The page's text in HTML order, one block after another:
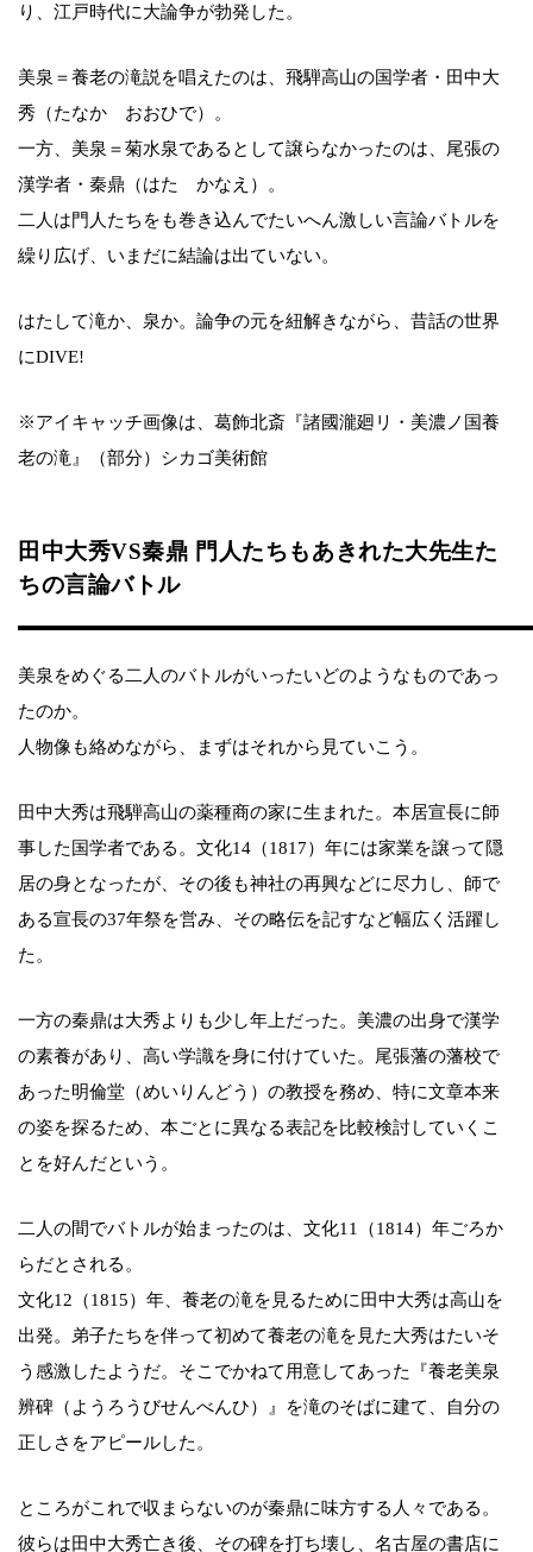
り、江戸時代に大論争が勃発した。
美泉＝養老の滝説を唱えたのは、飛騨高山の国学者・田中大
秀（たなか おおひで）。
一方、美泉＝菊水泉であるとして譲らなかったのは、尾張の
漢学者・秦鼎（はた かなえ）。
二人は門人たちをも巻き込んでたいへん激しい言論バトルを
繰り広げ、いまだに結論は出ていない。
はたして滝か、泉か。論争の元を紐解きながら、昔話の世界
にDIVE!
※アイキャッチ画像は、葛飾北斎『諸國瀧廻リ・美濃ノ国養
老の滝』（部分）シカゴ美術館
田中大秀VS秦鼎 門人たちもあきれた大先生た
ちの言論バトル
美泉をめぐる二人のバトルがいったいどのようなものであっ
たのか。
人物像も絡めながら、まずはそれから見ていこう。
田中大秀は飛騨高山の薬種商の家に生まれた。本居宣長に師
事した国学者である。文化14（1817）年には家業を譲って隠
居の身となったが、その後も神社の再興などに尽力し、師で
ある宣長の37年祭を営み、その略伝を記すなど幅広く活躍し
た。
一方の秦鼎は大秀よりも少し年上だった。美濃の出身で漢学
の素養があり、高い学識を身に付けていた。尾張藩の藩校で
あった明倫堂（めいりんどう）の教授を務め、特に文章本来
の姿を探るため、本ごとに異なる表記を比較検討していくこ
とを好んだという。
二人の間でバトルが始まったのは、文化11（1814）年ごろか
らだとされる。
文化12（1815）年、養老の滝を見るために田中大秀は高山を
出発。弟子たちを伴って初めて養老の滝を見た大秀はたいそ
う感激したようだ。そこでかねて用意してあった『養老美泉
辨碑（ようろうびせんべんひ）』を滝のそばに建て、自分の
正しさをアピールした。
ところがこれで収まらないのが秦鼎に味方する人々である。
彼らは田中大秀亡き後、その碑を打ち壊し、名古屋の書店に